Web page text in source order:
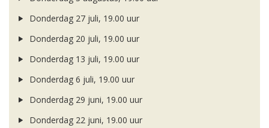
Donderdag 27 juli, 19.00 uur
Donderdag 20 juli, 19.00 uur
Donderdag 13 juli, 19.00 uur
Donderdag 6 juli, 19.00 uur
Donderdag 29 juni, 19.00 uur
Donderdag 22 juni, 19.00 uur